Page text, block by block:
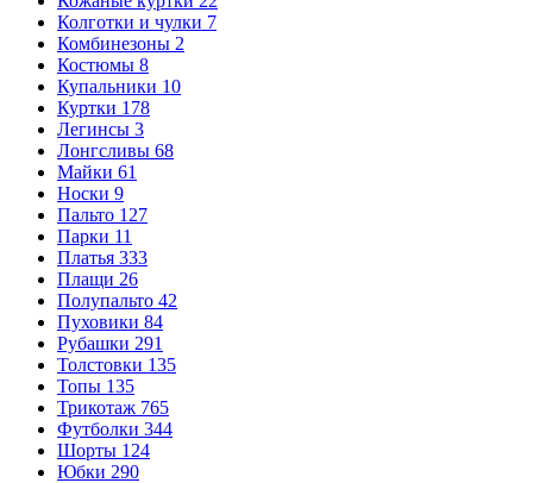
Колготки и чулки 7
Комбинезоны 2
Костюмы 8
Купальники 10
Куртки 178
Легинсы 3
Лонгсливы 68
Майки 61
Носки 9
Пальто 127
Парки 11
Платья 333
Плащи 26
Полупальто 42
Пуховики 84
Рубашки 291
Толстовки 135
Топы 135
Трикотаж 765
Футболки 344
Шорты 124
Юбки 290